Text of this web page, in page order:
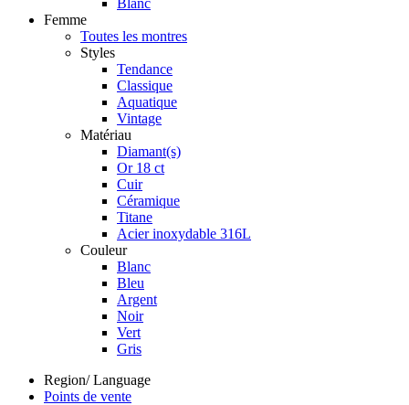
Femme
Toutes les montres
Styles
Tendance
Classique
Aquatique
Vintage
Matériau
Diamant(s)
Or 18 ct
Cuir
Céramique
Titane
Acier inoxydable 316L
Couleur
Blanc
Bleu
Argent
Noir
Vert
Gris
Region/ Language
Points de vente